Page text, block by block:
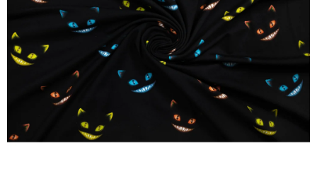
hviezdičiek.